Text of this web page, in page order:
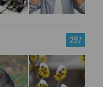
297